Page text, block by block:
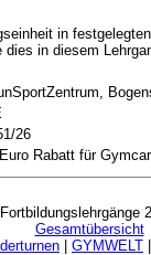
in
in diesem
26
Rabatt für
Fortbildungslehrgänge
Gesamtübersicht
| GYMWELT |